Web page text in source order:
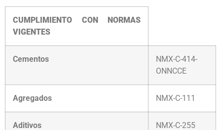
CUMPLIMIENTO CON NORMAS
VIGENTES
Cementos
NMX-C-414-
ONNCCE
Agregados NMX-C-111
Aditivos NMX-C-255